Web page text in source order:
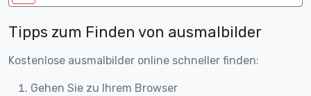
Tipps zum Finden von ausmalbilder
Kostenlose ausmalbilder online schneller finden:
Gehen Sie zu Ihrem Browser